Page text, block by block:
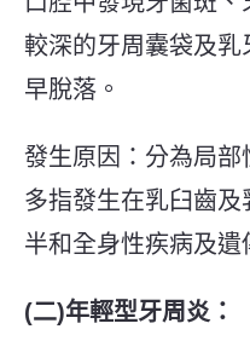
較深的牙周囊袋及
早脫落。
發生原因：分為局
多指發生在乳臼齒
半和全身性疾病及遺
(二)年輕型牙周炎：